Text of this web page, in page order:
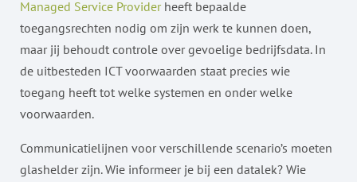
Managed Service Providerheeft bepaalde
toegangsrechten nodig om zijn werk te kunnen doen,
maar jij behoudt controle over gevoelige bedrijfsdata. In
de uitbesteden ICT voorwaarden staat precies wie
toegang heeft tot welke systemen en onder welke
voorwaarden.
Communicatielijnen voor verschillende scenario’s moeten
glashelder zijn. Wie informeer je bij een datalek? Wie